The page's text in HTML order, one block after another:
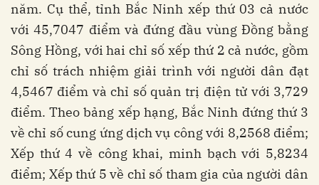
năm. Cụ thể, tỉnh Bắc Ninh xếp thứ 03 cả nước
với 45,7047 điểm và đứng đầu vùng Đồng bằng
Sông Hồng, với hai chỉ số xếp thứ 2 cả nước, gồm
chỉ số trách nhiệm giải trình với người dân đạt
4,5467 điểm và chỉ số quản trị điện tử với 3,729
điểm. Theo bảng xếp hạng, Bắc Ninh đứng thứ 3
về chỉ số cung ứng dịch vụ công với 8,2568 điểm;
Xếp thứ 4 về công khai, minh bạch với 5,8234
điểm; Xếp thứ 5 về chỉ số tham gia của người dân